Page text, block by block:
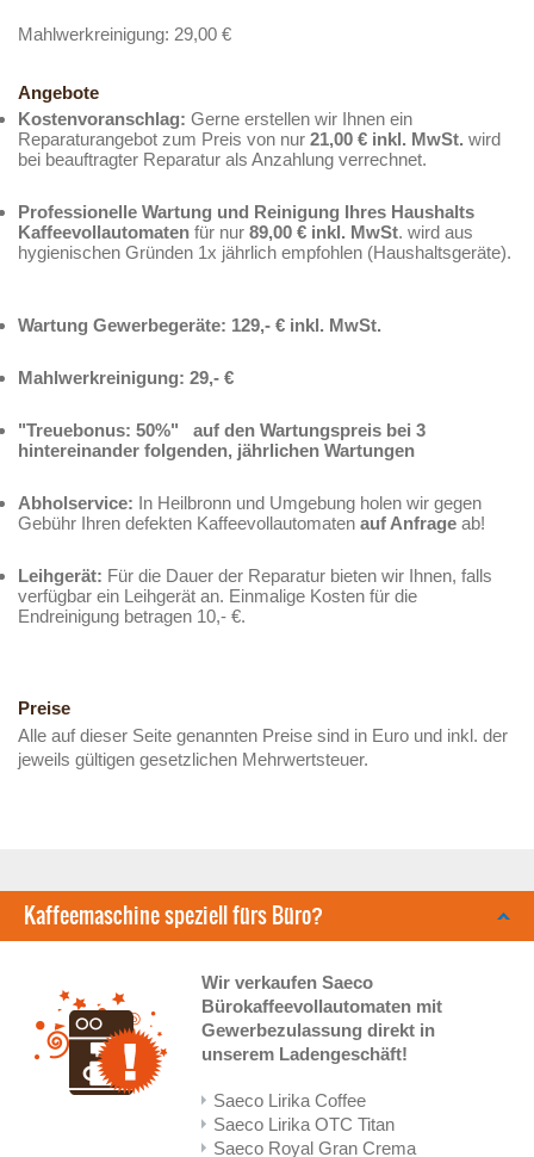
Mahlwerkreinigung: 29,00 €
Angebote
Kostenvoranschlag: Gerne erstellen wir Ihnen ein
Reparaturangebot zum Preis von nur 21,00 € inkl. MwSt. wird
bei beauftragter Reparatur als Anzahlung verrechnet.
Professionelle Wartung und Reinigung Ihres Haushalts
Kaffeevollautomaten für nur 89,00 € inkl. MwSt. wird aus
hygienischen Gründen 1x jährlich empfohlen (Haushaltsgeräte).
Wartung Gewerbegeräte: 129,- € inkl. MwSt.
Mahlwerkreinigung: 29,- €
"Treuebonus: 50%" auf den Wartungspreis bei 3
hintereinander folgenden, jährlichen Wartungen
Abholservice: In Heilbronn und Umgebung holen wir gegen
Gebühr Ihren defekten Kaffeevollautomaten auf Anfrage ab!
Leihgerät: Für die Dauer der Reparatur bieten wir Ihnen, falls
verfügbar ein Leihgerät an. Einmalige Kosten für die
Endreinigung betragen 10,- €.
Preise
Alle auf dieser Seite genannten Preise sind in Euro und inkl. der
jeweils gültigen gesetzlichen Mehrwertsteuer.
Kaffeemaschine speziell fürs Büro?
Wir verkaufen Saeco
Bürokaffeevollautomaten mit
Gewerbezulassung direkt in
unserem Ladengeschäft!
Saeco Lirika Coffee
Saeco Lirika OTC Titan
Saeco Royal Gran Crema